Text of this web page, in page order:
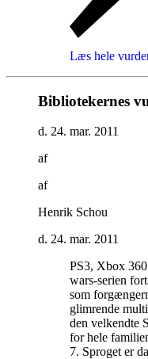
Læs hele
Bibliotekernes
d. 24. mar. 2011
af
af
Henrik Schou
d. 24. mar. 2011
PS3, Xbox
wars-serien
som
glimrende
den velkendte
for hele
7. Sproget er